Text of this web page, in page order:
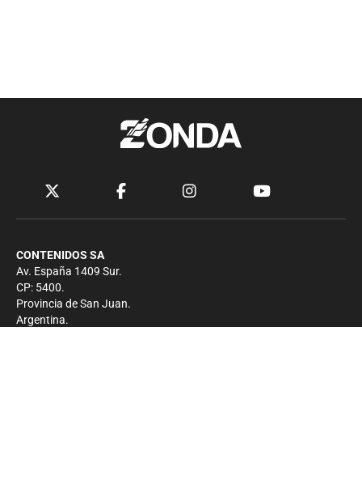
CONTENIDOS SA
Av. España 1409 Sur.
CP: 5400.
Provincia de San Juan.
Argentina.